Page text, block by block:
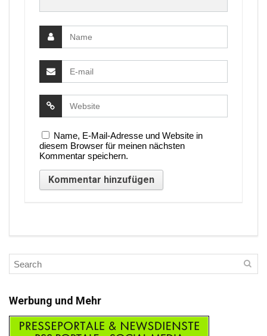
Name, E-Mail-Adresse und Website in
diesem Browser für meinen nächsten
Kommentar speichern.
Werbung und Mehr